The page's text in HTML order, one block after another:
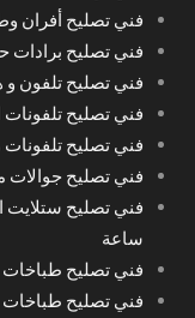
فني تصليح أفران
فني تصليح برادات
فني تصليح تلفون
فني تصليح تلفونات
فني تصليح تلفونات
فني تصليح جوالات
ساعة
فني تصليح طباخات 67616123 الكويت
فني تصليح طباخات